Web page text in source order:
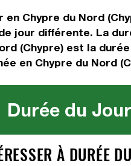
Chypre du Nord
jour différente. La
(Chypre) est la
en Chypre du Nord
Durée du
À DURÉE